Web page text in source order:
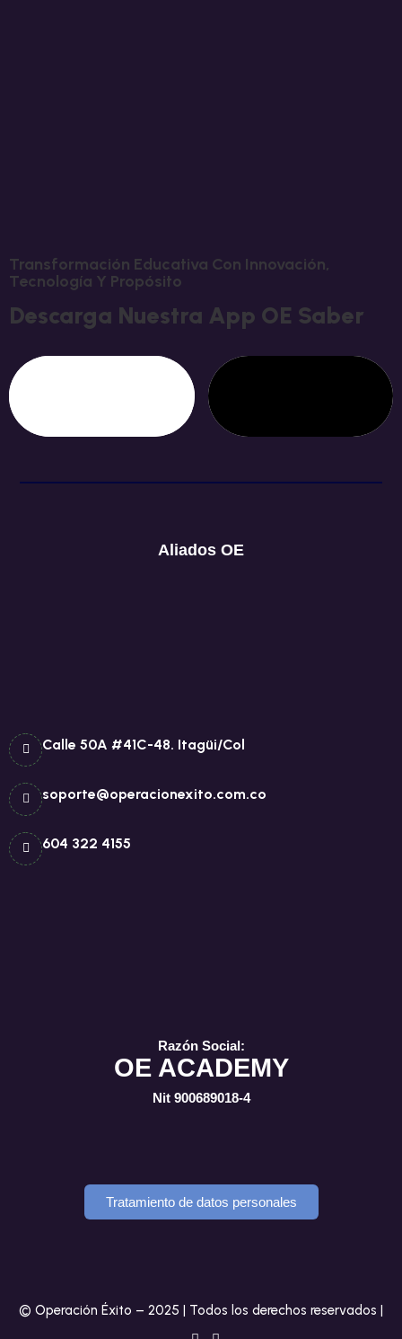
Transformación Educativa Con Innovación,
Tecnología Y Propósito
Descarga Nuestra App OE Saber
Aliados OE
Calle 50A #41C-48. Itagüi/Col
soporte@operacionexito.com.co
604 322 4155
Razón Social:
OE ACADEMY
Nit 900689018-4
Tratamiento de datos personales
© Operación Éxito – 2025 | Todos los derechos reservados |